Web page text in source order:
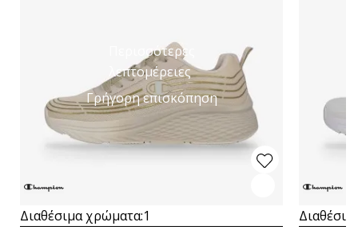
Περισσότερες
λεπτομέρειες
Γρήγορη επισκόπηση
Διαθέσιμα χρώματα:1